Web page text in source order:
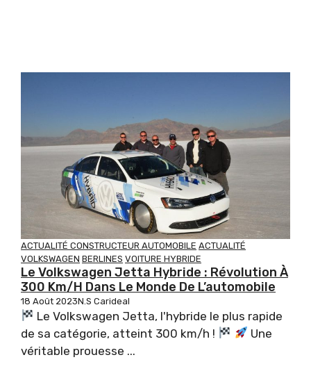
ACTUALITÉ CONSTRUCTEUR AUTOMOBILE ACTUALITÉ
VOLKSWAGEN BERLINES VOITURE HYBRIDE
Le Volkswagen Jetta Hybride : Révolution À
300 Km/h Dans Le Monde De L’automobile
18 Août 2023N.S Carideal
Le Volkswagen Jetta, l'hybride le plus rapide
de sa catégorie, atteint 300 km/h !
Une
véritable prouesse ...